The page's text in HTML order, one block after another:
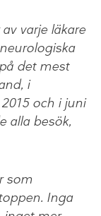
varje läkare
det mest
i
och i juni
alla besök,
som
Inga